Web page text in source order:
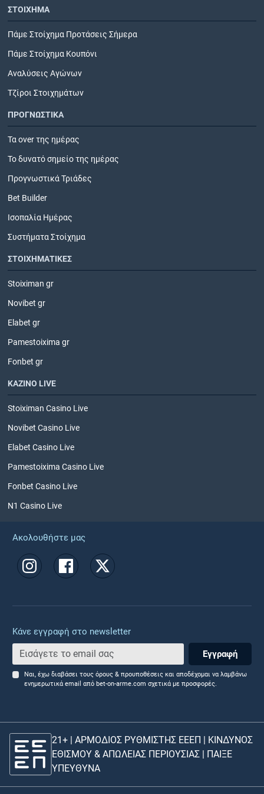
ΣΤΟΙΧΗΜΑ
Πάμε Στοίχημα Προτάσεις Σήμερα
Πάμε Στοίχημα Κουπόνι
Αναλύσεις Αγώνων
Τζίροι Στοιχημάτων
ΠΡΟΓΝΩΣΤΙΚΑ
Τα over της ημέρας
Το δυνατό σημείο της ημέρας
Προγνωστικά Τριάδες
Bet Builder
Ισοπαλία Ημέρας
Συστήματα Στοίχημα
ΣΤΟΙΧΗΜΑΤΙΚΕΣ
Stoiximan gr
Novibet gr
Elabet gr
Pamestoixima gr
Fonbet gr
ΚΑΖΙΝΟ LIVE
Stoiximan Casino Live
Novibet Casino Live
Elabet Casino Live
Pamestoixima Casino Live
Fonbet Casino Live
N1 Casino Live
Ακολουθήστε μας
Κάνε εγγραφή στο newsletter
Εγγραφή
Ναι, έχω διαβάσει τους όρους & προυποθέσεις και αποδέχομαι να λαμβάνω
ενημερωτικά email από bet-on-arme.com σχετικά με προσφορές.
21+ | ΑΡΜΟΔΙΟΣ ΡΥΘΜΙΣΤΗΣ ΕΕΕΠ | ΚΙΝΔΥΝΟΣ
ΕΘΙΣΜΟΥ & ΑΠΩΛΕΙΑΣ ΠΕΡΙΟΥΣΙΑΣ | ΠΑΙΞΕ
ΥΠΕΥΘΥΝΑ